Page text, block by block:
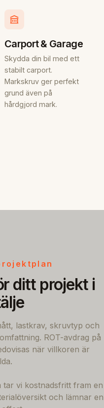
Carport & Garage
Skydda din bil med ett
stabilt carport.
Markskruv ger perfekt
grund även på
hårdgjord mark.
ditt projekt i
lastkrav, skruvtyp och
ROT-avdrag på
när villkoren är
tar vi kostnadsfritt fram en
och lämnar en